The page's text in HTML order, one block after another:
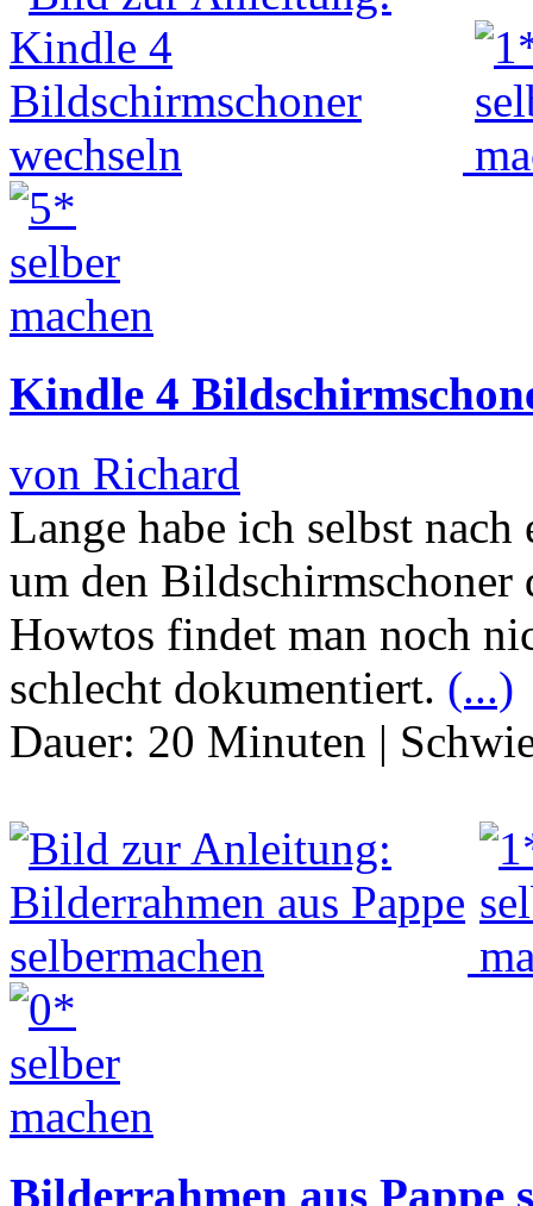
Kindle 4
von Richard
Lange habe ich selbst
um den Bildschirmschoner
Howtos findet man noch
schlecht dokumentiert. (...)
Dauer: 20 Minuten |
Bilderrahmen aus Pappe